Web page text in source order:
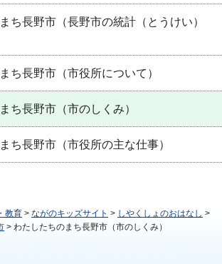
ち長野市（長野市の統計（とうけい）
ち長野市（市役所について）
ち長野市（市のしくみ）
ち長野市（市役所の主な仕事）
教育 > ながのキッズサイト > しやくしょのおはなし >
> わたしたちのまち長野市（市のしくみ）